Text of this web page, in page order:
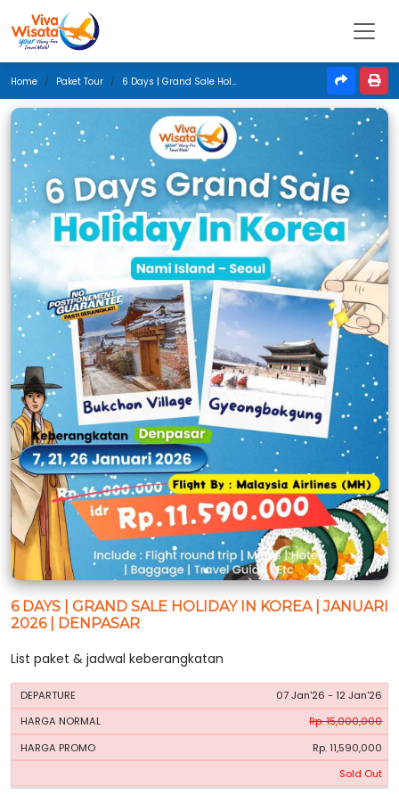
Home Paket Tour 6 Days | Grand Sale Holiday In Korea | Januari 2026 | Denpasar
6 DAYS | GRAND SALE HOLIDAY IN KOREA | JANUARI
2026 | DENPASAR
List paket & jadwal keberangkatan
PERIODE
HARGA
07 Jan'26 - 12 Jan'26
Rp. 15,000,000
Rp. 11,590,000
Sold Out